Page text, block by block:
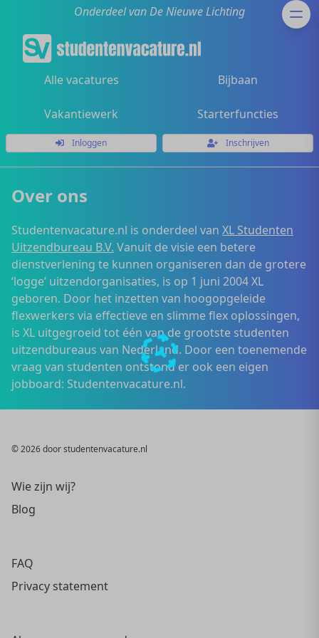
Onderdeel van De Nieuwe Lichting
Alle vacatures Bijbaan
Vakantiewerk Starterfuncties
Inloggen Inschrijven
Over ons
Studentenvacature.nl is onderdeel van XL Studenten
Uitzendbureau B.V. Vanuit de visie een betere
dienstverlening te kunnen organiseren dan de grotere
‘logge’ uitzendorganisaties, is op 1 juni 2004 XL
geboren. Door het inzetten van hoogopgeleide
flexwerkers via effectieve en slimme flex oplossingen,
is XL uitgegroeid tot één van de grootste studenten
uitzendbureaus van Nederland. Door een toenemende
vraag van studenten ontstond er ook een eigen
jobboard: Studentenvacature.nl.
© 2026 door studentenvacature.nl
Wie zijn wij?
Blog
FAQ
Privacy statement